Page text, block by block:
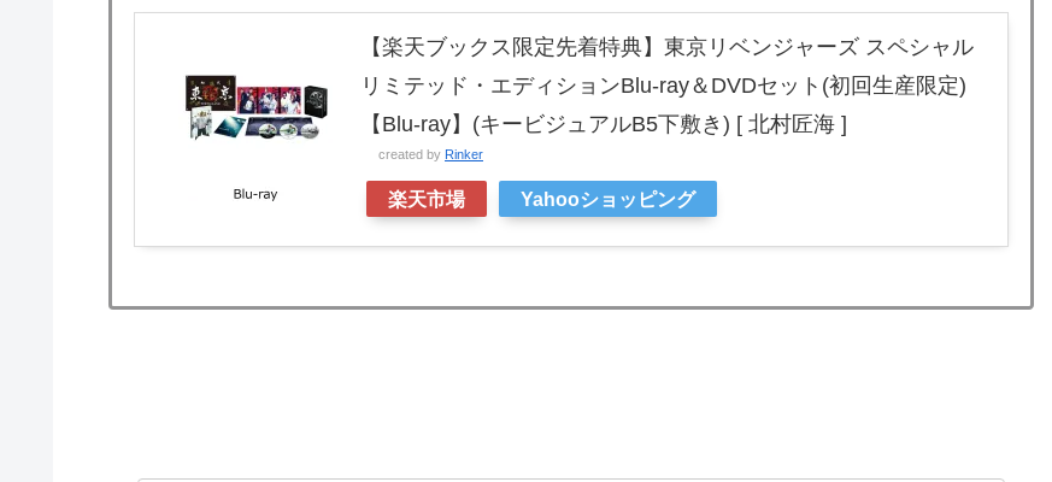
【楽天ブックス限定先着特典】東京リベンジャーズ スペシャル
リミテッド・エディションBlu-ray＆DVDセット(初回生産限定)
【Blu-ray】(キービジュアルB5下敷き) [ 北村匠海 ]
created by Rinker
楽天市場 Yahooショッピング